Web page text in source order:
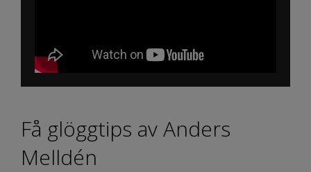
Få glöggtips av Anders
Melldén